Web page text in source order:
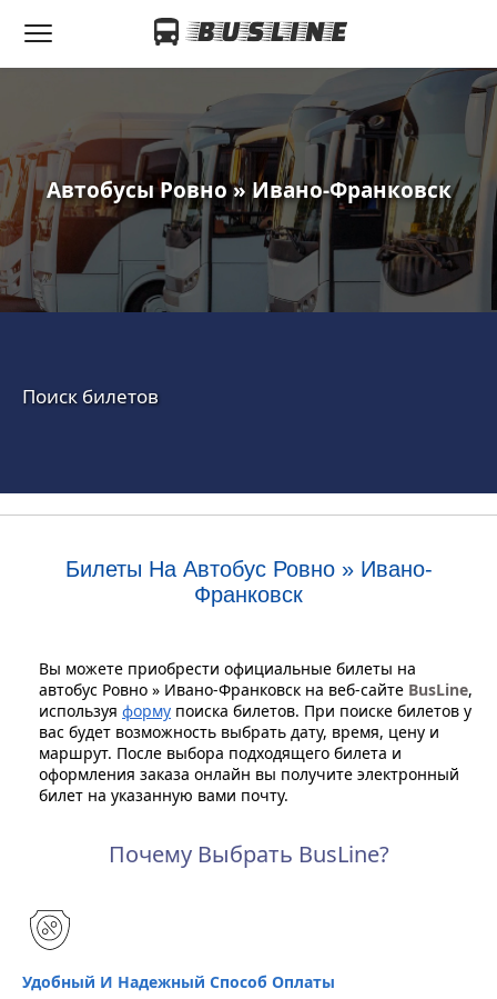
Автобусы Ровно » Ивано-Франковск
Поиск билетов
Билеты На Автобус Ровно » Ивано-
Франковск
Вы можете приобрести официальные билеты на
автобус Ровно » Ивано-Франковск на веб-сайте BusLine,
используя форму поиска билетов. При поиске билетов у
вас будет возможность выбрать дату, время, цену и
маршрут. После выбора подходящего билета и
оформления заказа онлайн вы получите электронный
билет на указанную вами почту.
Почему Выбрать BusLine?
Удобный И Надежный Способ Оплаты